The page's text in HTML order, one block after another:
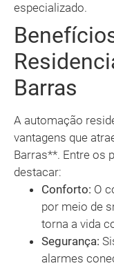
especializado.
Barras
A automação
vantagens que
Barras**. Entre os
destacar:
Conforto: O
por meio de
torna a vida
Segurança:
alarmes